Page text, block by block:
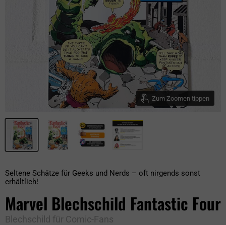
Zum Zoomen tippen
Seltene Schätze für Geeks und Nerds – oft nirgends sonst
erhältlich!
Marvel Blechschild Fantastic Four
Blechschild für Comic-Fans